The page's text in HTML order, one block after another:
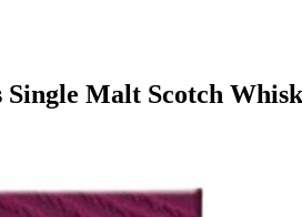
Malt Scotch